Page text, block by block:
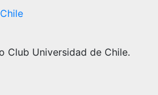
Club Universidad de Chile.